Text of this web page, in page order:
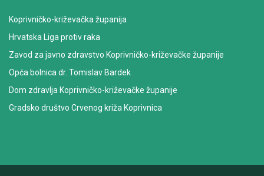
Koprivničko-križevačka županija
Hrvatska Liga protiv raka
Zavod za javno zdravstvo Koprivničko-križevačke županije
Opća bolnica dr. Tomislav Bardek
Dom zdravlja Koprivničko-križevačke županije
Gradsko društvo Crvenog križa Koprivnica